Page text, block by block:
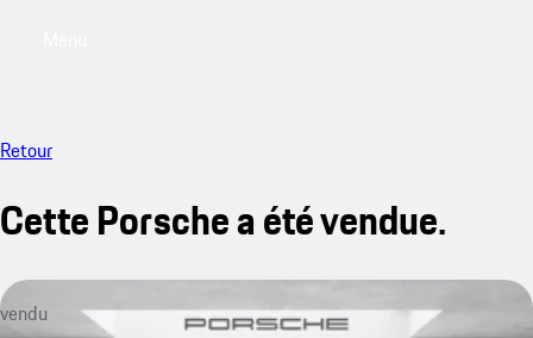
Retour
Cette Porsche a été vendue.
vendu